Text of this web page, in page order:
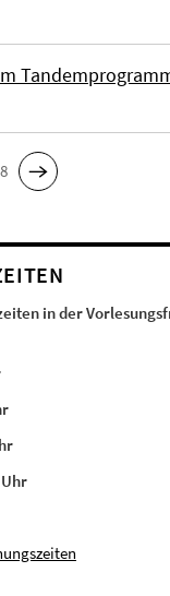
in der